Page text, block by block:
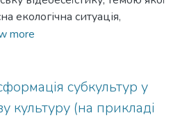
екологічна ситуація,
характер впливу на
відеоесеїв.
more
субкультур у
культуру (на прикладі